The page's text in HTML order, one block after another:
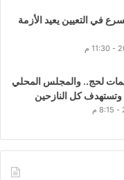
في التعيين يعيد الأزمة
لحج.. والمجلس المحلي
وتستهدف كل النازحين